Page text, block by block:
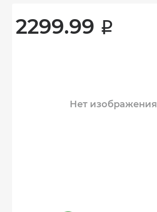
2299.99 i
Нет изображения